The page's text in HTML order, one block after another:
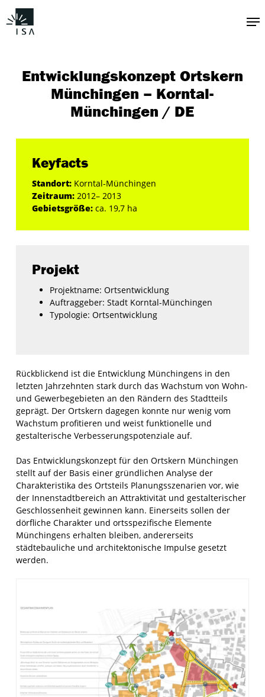
Zum
Hauptinhalt
springen
Entwicklungskonzept Ortskern
Münchingen – Korntal-
Münchingen / DE
Keyfacts
Standort:Korntal-Münchingen
Zeitraum:2012– 2013
Gebietsgröße:ca. 19,7 ha
Projekt
Projektname: Ortsentwicklung
Auftraggeber: Stadt Korntal-Münchingen
Typologie: Ortsentwicklung
Rückblickend ist die Entwicklung Münchingens in den
letzten Jahrzehnten stark durch das Wachstum von Wohn-
und Gewerbegebieten an den Rändern des Stadtteils
geprägt. Der Ortskern dagegen konnte nur wenig vom
Wachstum profitieren und weist funktionelle und
gestalterische Verbesserungspotenziale auf.
Das Entwicklungskonzept für den Ortskern Münchingen
stellt auf der Basis einer gründlichen Analyse der
Charakteristika des Ortsteils Planungsszenarien vor, wie
der Innenstadtbereich an Attraktivität und gestalterischer
Geschlossenheit gewinnen kann. Einerseits sollen der
dörfliche Charakter und ortsspezifische Elemente
Münchingens erhalten bleiben, andererseits
städtebauliche und architektonische Impulse gesetzt
werden.